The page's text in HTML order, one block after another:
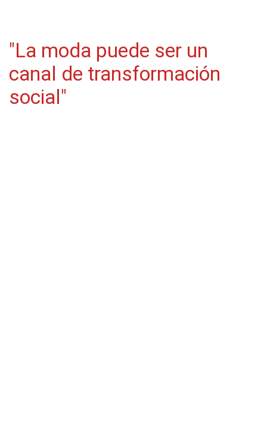
"La moda puede ser un
canal de transformación
social"